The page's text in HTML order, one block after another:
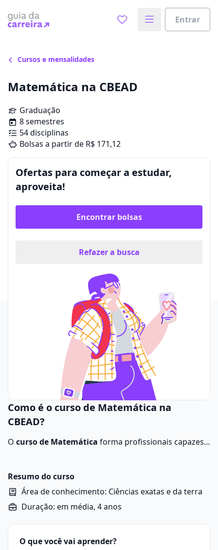
Entrar
Cursos e mensalidades
Matemática na CBEAD
Graduação
8 semestres
54 disciplinas
Bolsas a partir de R$ 171,12
Ofertas para começar a estudar,
aproveita!
Encontrar bolsas
Refazer a busca
Como é o curso de Matemática na
CBEAD?
O curso de Matemática forma profissionais capazes
Resumo do curso
Área de conhecimento: Ciências exatas e da terra
Duração: em média, 4 anos
O que você vai aprender?